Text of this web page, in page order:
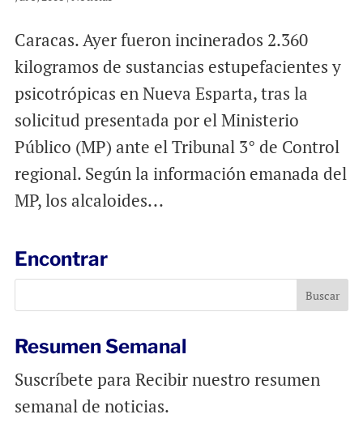
Caracas. Ayer fueron incinerados 2.360
kilogramos de sustancias estupefacientes y
psicotrópicas en Nueva Esparta, tras la
solicitud presentada por el Ministerio
Público (MP) ante el Tribunal 3° de Control
regional. Según la información emanada del
MP, los alcaloides...
Encontrar
Resumen Semanal
Suscríbete para Recibir nuestro resumen
semanal de noticias.